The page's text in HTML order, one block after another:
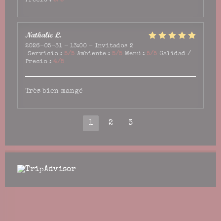
NathalieL
2026-05-31 - 13:00 - Invitados 2
Servicio : 5/5 Ambiente : 5/5 Menú: 5/5 Calidad /
Precio : 4/5
Très bien mangé
1 2 3